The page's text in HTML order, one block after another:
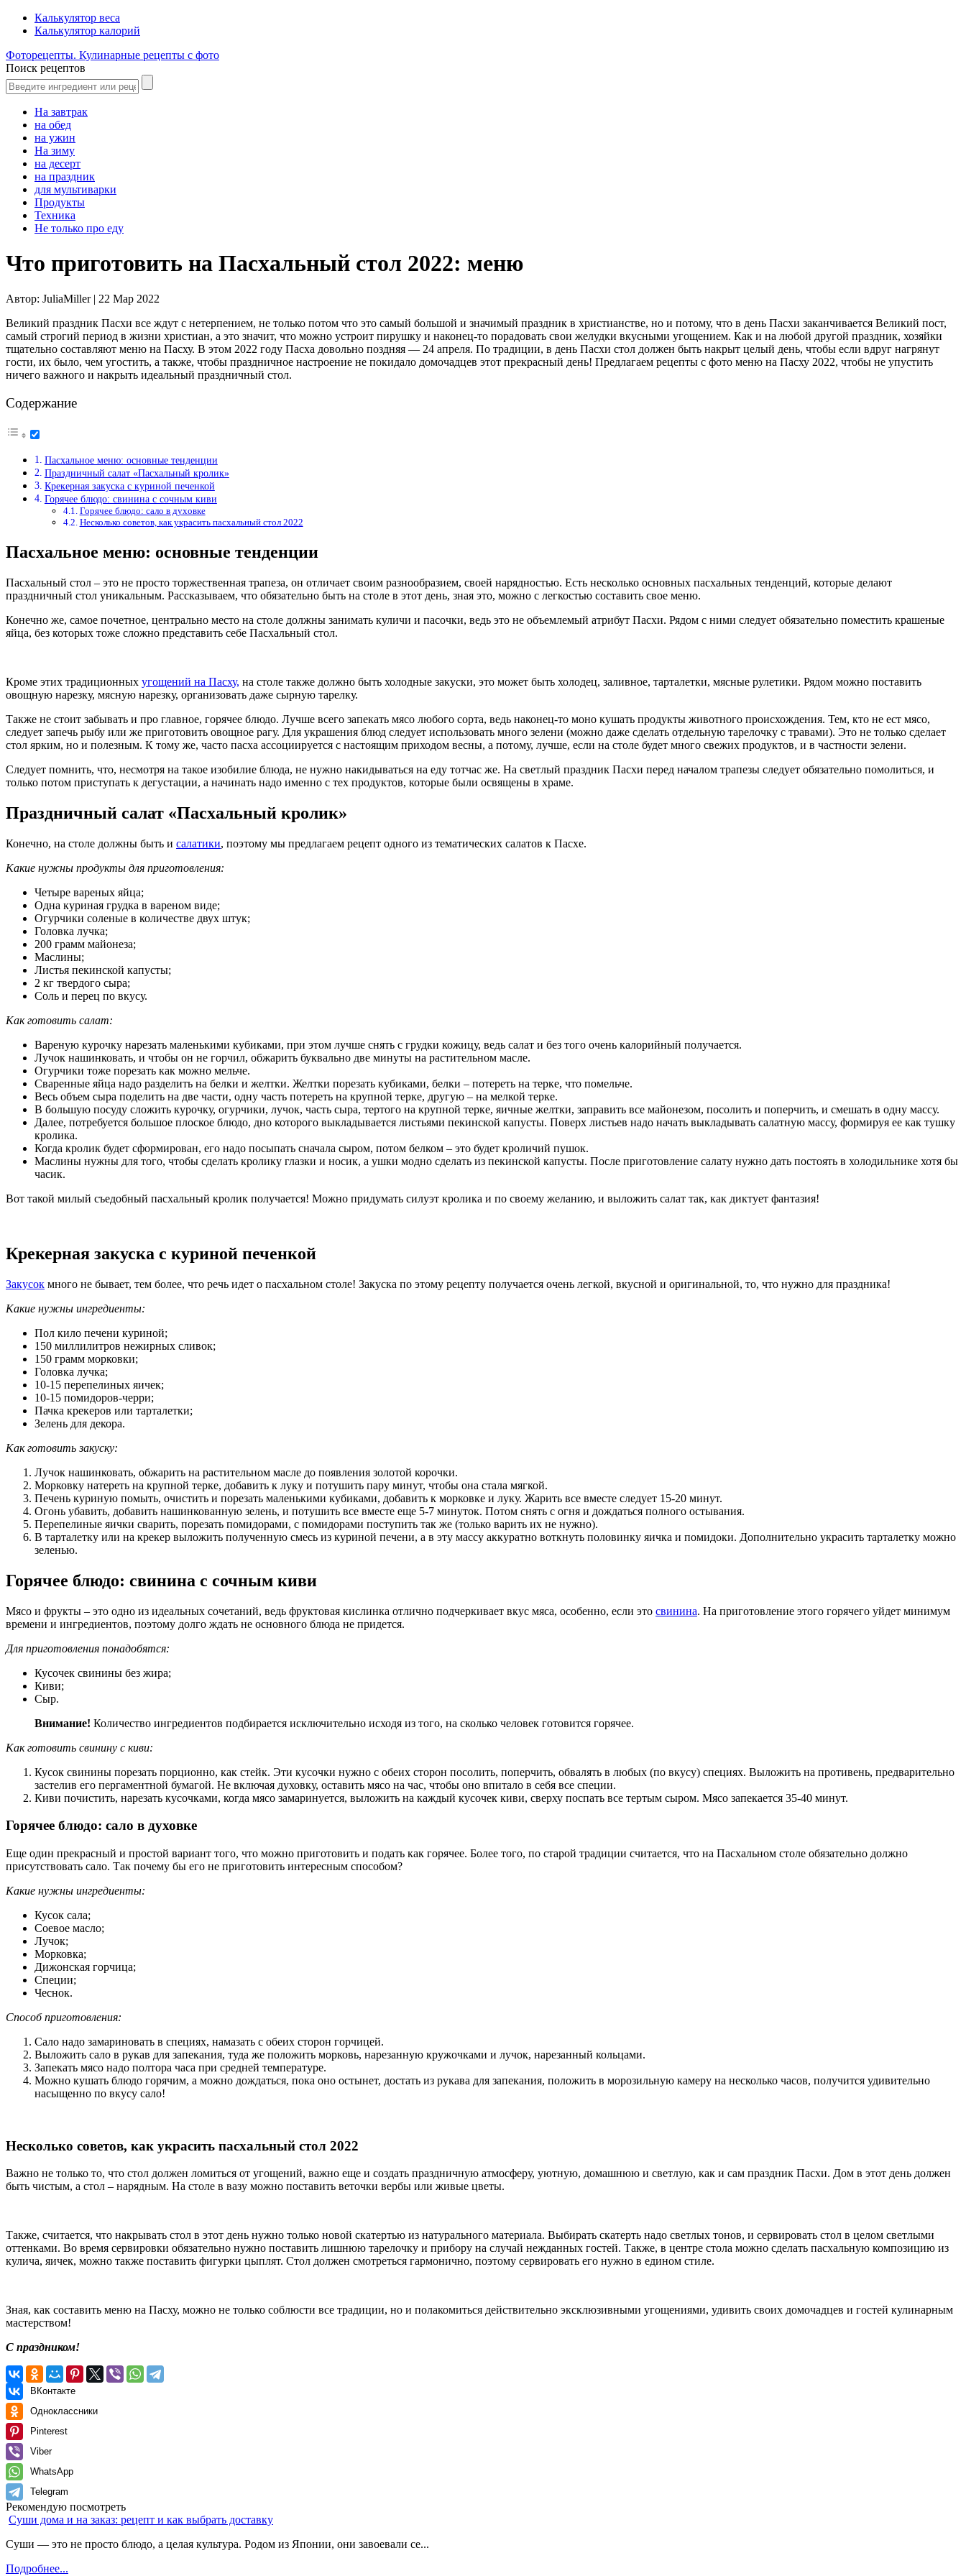
Калькулятор веса
Калькулятор калорий
Фоторецепты. Кулинарные рецепты с фото
Поиск рецептов
На завтрак
на обед
на ужин
На зиму
на десерт
на праздник
для мультиварки
Продукты
Техника
Не только про еду
Что приготовить на Пасхальный стол 2022: меню
Автор: JuliaMiller | 22 Мар 2022
Великий праздник Пасхи все ждут с нетерпением, не только потом что это самый большой и значимый праздник в христианстве, но и потому, что в день Пасхи заканчивается Великий пост,
самый строгий период в жизни христиан, а это значит, что можно устроит пирушку и наконец-то порадовать свои желудки вкусными угощением. Как и на любой другой праздник, хозяйки
тщательно составляют меню на Пасху. В этом 2022 году Пасха довольно поздняя — 24 апреля. По традиции, в день Пасхи стол должен быть накрыт целый день, чтобы если вдруг нагрянут
гости, их было, чем угостить, а также, чтобы праздничное настроение не покидало домочадцев этот прекрасный день! Предлагаем рецепты с фото меню на Пасху 2022, чтобы не упустить
ничего важного и накрыть идеальный праздничный стол.
Содержание
Пасхальное меню: основные тенденции
Праздничный салат «Пасхальный кролик»
Крекерная закуска с куриной печенкой
Горячее блюдо: свинина с сочным киви
Горячее блюдо: сало в духовке
Несколько советов, как украсить пасхальный стол 2022
Пасхальное меню: основные тенденции
Пасхальный стол – это не просто торжественная трапеза, он отличает своим разнообразием, своей нарядностью. Есть несколько основных пасхальных тенденций, которые делают
праздничный стол уникальным. Рассказываем, что обязательно быть на столе в этот день, зная это, можно с легкостью составить свое меню.
Конечно же, самое почетное, центрально место на столе должны занимать куличи и пасочки, ведь это не объемлемый атрибут Пасхи. Рядом с ними следует обязательно поместить крашеные
яйца, без которых тоже сложно представить себе Пасхальный стол.
Кроме этих традиционных угощений на Пасху, на столе также должно быть холодные закуски, это может быть холодец, заливное, тарталетки, мясные рулетики. Рядом можно поставить
овощную нарезку, мясную нарезку, организовать даже сырную тарелку.
Также не стоит забывать и про главное, горячее блюдо. Лучше всего запекать мясо любого сорта, ведь наконец-то моно кушать продукты животного происхождения. Тем, кто не ест мясо,
следует запечь рыбу или же приготовить овощное рагу. Для украшения блюд следует использовать много зелени (можно даже сделать отдельную тарелочку с травами). Это не только сделает
стол ярким, но и полезным. К тому же, часто пасха ассоциируется с настоящим приходом весны, а потому, лучше, если на столе будет много свежих продуктов, и в частности зелени.
Следует помнить, что, несмотря на такое изобилие блюда, не нужно накидываться на еду тотчас же. На светлый праздник Пасхи перед началом трапезы следует обязательно помолиться, и
только потом приступать к дегустации, а начинать надо именно с тех продуктов, которые были освящены в храме.
Праздничный салат «Пасхальный кролик»
Конечно, на столе должны быть и салатики, поэтому мы предлагаем рецепт одного из тематических салатов к Пасхе.
Какие нужны продукты для приготовления:
Четыре вареных яйца;
Одна куриная грудка в вареном виде;
Огурчики соленые в количестве двух штук;
Головка лучка;
200 грамм майонеза;
Маслины;
Листья пекинской капусты;
2 кг твердого сыра;
Соль и перец по вкусу.
Как готовить салат:
Вареную курочку нарезать маленькими кубиками, при этом лучше снять с грудки кожицу, ведь салат и без того очень калорийный получается.
Лучок нашинковать, и чтобы он не горчил, обжарить буквально две минуты на растительном масле.
Огурчики тоже порезать как можно мельче.
Сваренные яйца надо разделить на белки и желтки. Желтки порезать кубиками, белки – потереть на терке, что помельче.
Весь объем сыра поделить на две части, одну часть потереть на крупной терке, другую – на мелкой терке.
В большую посуду сложить курочку, огурчики, лучок, часть сыра, тертого на крупной терке, яичные желтки, заправить все майонезом, посолить и поперчить, и смешать в одну массу.
Далее, потребуется большое плоское блюдо, дно которого выкладывается листьями пекинской капусты. Поверх листьев надо начать выкладывать салатную массу, формируя ее как тушку
кролика.
Когда кролик будет сформирован, его надо посыпать сначала сыром, потом белком – это будет кроличий пушок.
Маслины нужны для того, чтобы сделать кролику глазки и носик, а ушки модно сделать из пекинской капусты. После приготовление салату нужно дать постоять в холодильнике хотя бы
часик.
Вот такой милый съедобный пасхальный кролик получается! Можно придумать силуэт кролика и по своему желанию, и выложить салат так, как диктует фантазия!
Крекерная закуска с куриной печенкой
Закусок много не бывает, тем более, что речь идет о пасхальном столе! Закуска по этому рецепту получается очень легкой, вкусной и оригинальной, то, что нужно для праздника!
Какие нужны ингредиенты:
Пол кило печени куриной;
150 миллилитров нежирных сливок;
150 грамм морковки;
Головка лучка;
10-15 перепелиных яичек;
10-15 помидоров-черри;
Пачка крекеров или тарталетки;
Зелень для декора.
Как готовить закуску:
Лучок нашинковать, обжарить на растительном масле до появления золотой корочки.
Морковку натереть на крупной терке, добавить к луку и потушить пару минут, чтобы она стала мягкой.
Печень куриную помыть, очистить и порезать маленькими кубиками, добавить к морковке и луку. Жарить все вместе следует 15-20 минут.
Огонь убавить, добавить нашинкованную зелень, и потушить все вместе еще 5-7 минуток. Потом снять с огня и дождаться полного остывания.
Перепелиные яички сварить, порезать помидорами, с помидорами поступить так же (только варить их не нужно).
В тарталетку или на крекер выложить полученную смесь из куриной печени, а в эту массу аккуратно воткнуть половинку яичка и помидоки. Дополнительно украсить тарталетку можно
зеленью.
Горячее блюдо: свинина с сочным киви
Мясо и фрукты – это одно из идеальных сочетаний, ведь фруктовая кислинка отлично подчеркивает вкус мяса, особенно, если это свинина. На приготовление этого горячего уйдет минимум
времени и ингредиентов, поэтому долго ждать не основного блюда не придется.
Для приготовления понадобятся:
Кусочек свинины без жира;
Киви;
Сыр.
Внимание! Количество ингредиентов подбирается исключительно исходя из того, на сколько человек готовится горячее.
Как готовить свинину с киви:
Кусок свинины порезать порционно, как стейк. Эти кусочки нужно с обеих сторон посолить, поперчить, обвалять в любых (по вкусу) специях. Выложить на противень, предварительно
застелив его пергаментной бумагой. Не включая духовку, оставить мясо на час, чтобы оно впитало в себя все специи.
Киви почистить, нарезать кусочками, когда мясо замаринуется, выложить на каждый кусочек киви, сверху поспать все тертым сыром. Мясо запекается 35-40 минут.
Горячее блюдо: сало в духовке
Еще один прекрасный и простой вариант того, что можно приготовить и подать как горячее. Более того, по старой традиции считается, что на Пасхальном столе обязательно должно
присутствовать сало. Так почему бы его не приготовить интересным способом?
Какие нужны ингредиенты:
Кусок сала;
Соевое масло;
Лучок;
Морковка;
Дижонская горчица;
Специи;
Чеснок.
Способ приготовления:
Сало надо замариновать в специях, намазать с обеих сторон горчицей.
Выложить сало в рукав для запекания, туда же положить морковь, нарезанную кружочками и лучок, нарезанный кольцами.
Запекать мясо надо полтора часа при средней температуре.
Можно кушать блюдо горячим, а можно дождаться, пока оно остынет, достать из рукава для запекания, положить в морозильную камеру на несколько часов, получится удивительно
насыщенно по вкусу сало!
Несколько советов, как украсить пасхальный стол 2022
Важно не только то, что стол должен ломиться от угощений, важно еще и создать праздничную атмосферу, уютную, домашнюю и светлую, как и сам праздник Пасхи. Дом в этот день должен
быть чистым, а стол – нарядным. На столе в вазу можно поставить веточки вербы или живые цветы.
Также, считается, что накрывать стол в этот день нужно только новой скатертью из натурального материала. Выбирать скатерть надо светлых тонов, и сервировать стол в целом светлыми
оттенками. Во время сервировки обязательно нужно поставить лишнюю тарелочку и прибору на случай нежданных гостей. Также, в центре стола можно сделать пасхальную композицию из
кулича, яичек, можно также поставить фигурки цыплят. Стол должен смотреться гармонично, поэтому сервировать его нужно в едином стиле.
Зная, как составить меню на Пасху, можно не только соблюсти все традиции, но и полакомиться действительно эксклюзивными угощениями, удивить своих домочадцев и гостей кулинарным
мастерством!
С праздником!
ВКонтакте
Одноклассники
Pinterest
Viber
WhatsApp
Telegram
Рекомендую посмотреть
Суши дома и на заказ: рецепт и как выбрать доставку
Суши — это не просто блюдо, а целая культура. Родом из Японии, они завоевали се...
Подробнее...